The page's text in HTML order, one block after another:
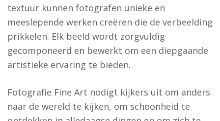
textuur kunnen fotografen unieke en
meeslepende werken creëren die de verbeelding
prikkelen. Elk beeld wordt zorgvuldig
gecomponeerd en bewerkt om een diepgaande
artistieke ervaring te bieden.
Fotografie Fine Art nodigt kijkers uit om anders
naar de wereld te kijken, om schoonheid te